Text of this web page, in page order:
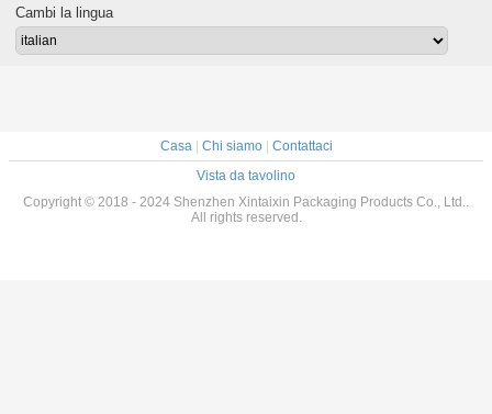
hanno
buste
della posta
autosigillante A4
su
Cambi la lingua
Casa| Chi siamo| Contattaci
Vista da tavolino
Copyright © 2018 - 2024 Shenzhen Xintaixin Packaging Products Co., Ltd..
All rights reserved.